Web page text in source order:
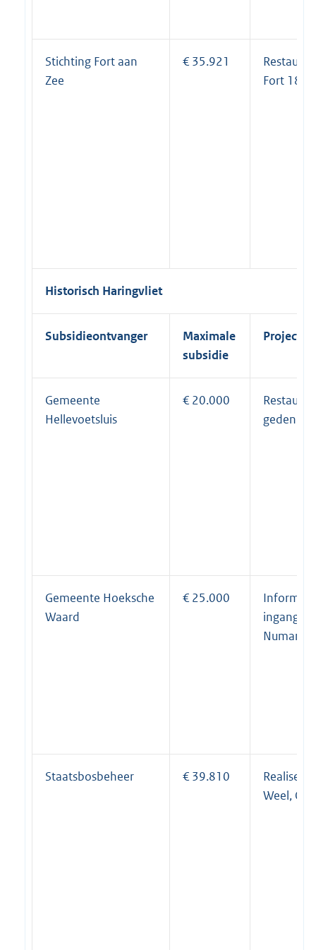
Stichting Fort aan
Zee
€ 35.921
Fort 1881
Historisch Haringvliet
Subsidieontvanger
Maximale
subsidie
Gemeente
Hellevoetsluis
€ 20.000
Gemeente Hoeksche
Waard
€ 25.000
ingang
Staatsbosbeheer € 39.810
Weel,